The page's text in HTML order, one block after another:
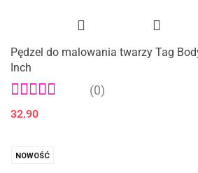
Pędzel do malowania twarzy Tag
Inch
(0)
32.90
NOWOŚĆ